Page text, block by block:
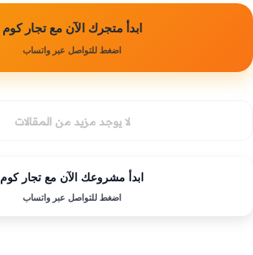
ابدأ متجرك الآن مع تجار كوم
اضغط للتواصل عبر واتساب
لا يوجد مزيد من المقالات
ابدأ مشروعك الآن مع تجار كوم
اضغط للتواصل عبر واتساب